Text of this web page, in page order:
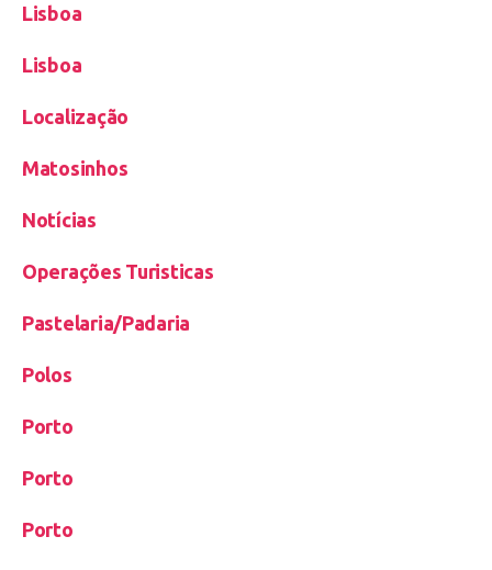
Lisboa
Lisboa
Localização
Matosinhos
Notícias
Operações Turisticas
Pastelaria/Padaria
Polos
Porto
Porto
Porto